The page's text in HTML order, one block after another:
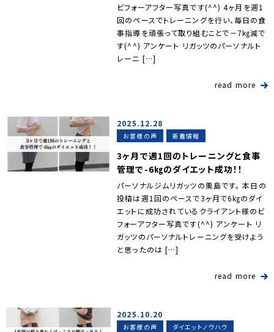
ビフォーアフター写真です(^^) 4ヶ月を週1
回のペースでトレーニングを行い、毎日の食
事指導を頑張って取り組むことで－7㎏減で
す(^^) アンケート リガッツのパーソナルト
レーニ […]
read more
2025.12.28
お客様の声 新着情報
3ヶ月で週1回のトレーニングと食事
管理で-6㎏のダイエット成功！！
パーソナルジムリガッツの栗島です。 本日の
投稿は週1回のペースで3ヶ月で6㎏のダイ
エットに成功されているクライアント様のビ
フォーアフター写真です(^^) アンケート リ
ガッツのパーソナルトレーニングを受けよう
と思ったのは […]
read more
2025.10.20
お客様の声
ダイエットノウハウ